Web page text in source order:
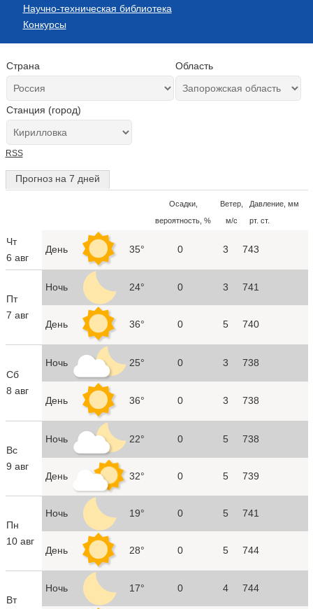
Научно-техническая библиотека
Конкурсы
Страна Область
Станция (город)
RSS
Прогноз на 7 дней
Осадки,
вероятность, %
Ветер,
м/с
Давление, мм
рт. ст.
Чт
6 авг
День 35° 0 3 743
Пт
7 авг
Ночь 24° 0 3 741
День 36° 0 5 740
Сб
8 авг
Ночь 25° 0 3 738
День 36° 0 3 738
Вс
9 авг
Ночь 22° 0 5 738
День 32° 0 5 739
Пн
10 авг
Ночь 19° 0 5 741
День 28° 0 5 744
Вт
Ночь 17° 0 4 744